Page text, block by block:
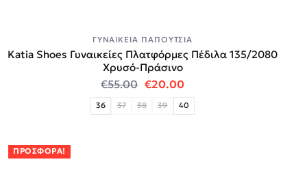
ΓΥΝΑΙΚΕΊΑ ΠΑΠΟΎΤΣΙΑ
Katia Shoes Γυναικείες Πλατφόρμες Πέδιλα 135/2080
Χρυσό-Πράσινο
€55.00 Original price was: €55.00.
€20.00Η τρέχουσα τιμή
36 37 38 39 40
ΠΡΟΣΦΟΡΆ!